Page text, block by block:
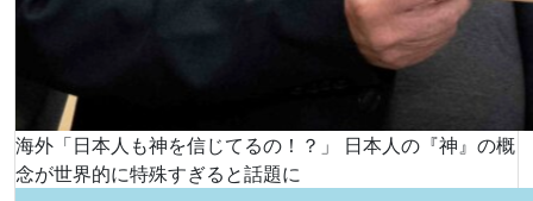
海外「日本人も神を信じてるの！？」 日本人の『神』の概
念が世界的に特殊すぎると話題に